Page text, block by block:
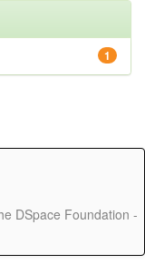
1
DSpace Foundation -